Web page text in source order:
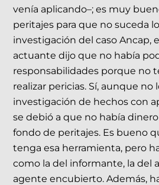
venía aplicando–; es muy
peritajes para que no suceda
investigación del caso Ancap,
actuante dijo que no había
responsabilidades porque no
realizar pericias. Sí, aunque no
investigación de hechos con
se debió a que no había
fondo de peritajes. Es bueno
tenga esa herramienta, pero
como la del informante, la del
agente encubierto. Además,